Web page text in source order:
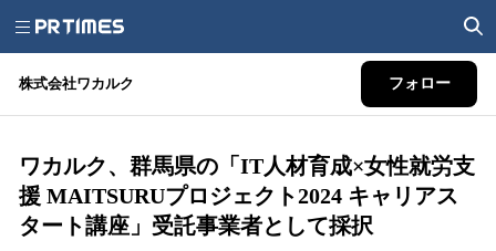
株式会社ワカルク フォロー
ワカルク、群馬県の「IT人材育成×女性就労支
援 MAITSURUプロジェクト2024 キャリアス
タート講座」受託事業者として採択